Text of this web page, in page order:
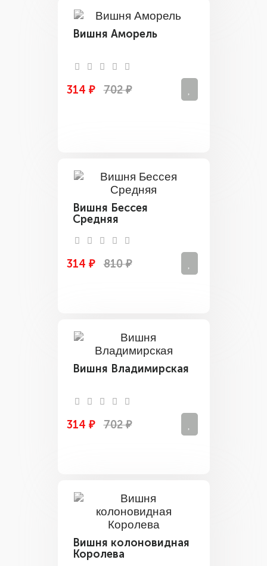
Вишня Аморель
314 ₽ 702 ₽
Вишня Бессея
Средняя
314 ₽ 810 ₽
Вишня Владимирская
314 ₽ 702 ₽
Вишня колоновидная
Королева